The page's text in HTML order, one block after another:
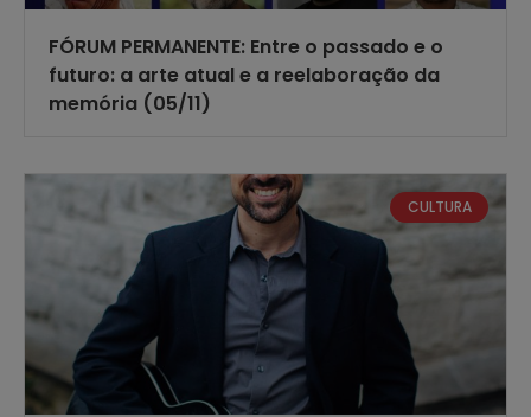
FÓRUM PERMANENTE: Entre o passado e o
futuro: a arte atual e a reelaboração da
memória (05/11)
CULTURA